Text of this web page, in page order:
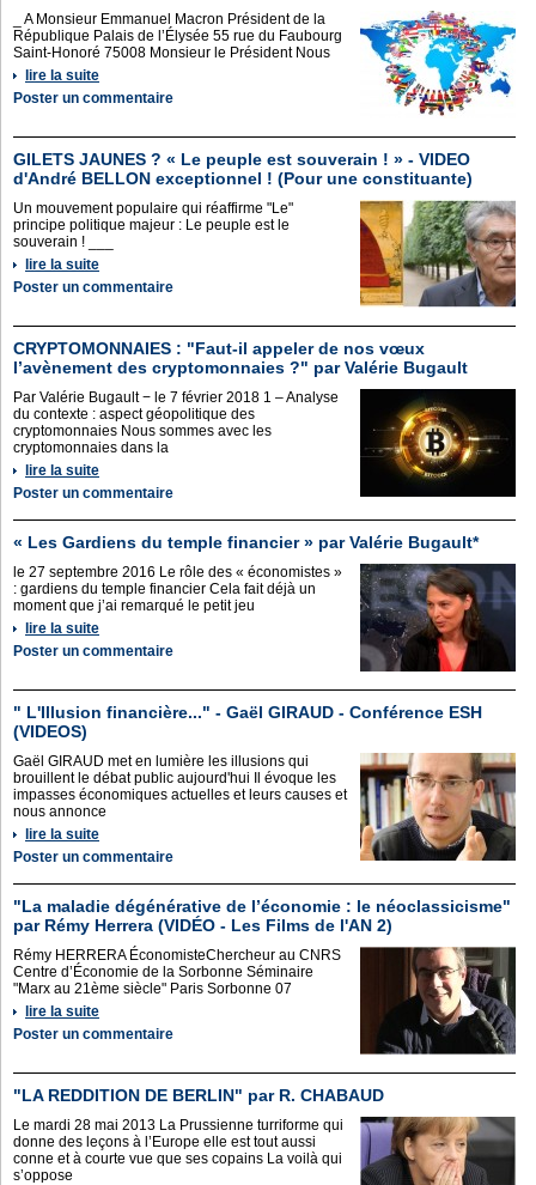
_ A Monsieur Emmanuel Macron Président de la
République Palais de l’Élysée 55 rue du Faubourg
Saint-Honoré 75008 Monsieur le Président Nous
lire la suite
Poster un commentaire
GILETS JAUNES ? « Le peuple est souverain ! » - VIDEO
d'André BELLON exceptionnel ! (Pour une constituante)
Un mouvement populaire qui réaffirme "Le"
principe politique majeur : Le peuple est le
souverain ! ___
lire la suite
Poster un commentaire
CRYPTOMONNAIES : "Faut-il appeler de nos vœux
l’avènement des cryptomonnaies ?" par Valérie Bugault
Par Valérie Bugault − le 7 février 2018 1 – Analyse
du contexte : aspect géopolitique des
cryptomonnaies Nous sommes avec les
cryptomonnaies dans la
lire la suite
Poster un commentaire
« Les Gardiens du temple financier » par Valérie Bugault*
le 27 septembre 2016 Le rôle des « économistes »
: gardiens du temple financier Cela fait déjà un
moment que j’ai remarqué le petit jeu
lire la suite
Poster un commentaire
" L'Illusion financière..." - Gaël GIRAUD - Conférence ESH
(VIDEOS)
Gaël GIRAUD met en lumière les illusions qui
brouillent le débat public aujourd'hui Il évoque les
impasses économiques actuelles et leurs causes et
nous annonce
lire la suite
Poster un commentaire
"La maladie dégénérative de l’économie : le néoclassicisme"
par Rémy Herrera (VIDÉO - Les Films de l'AN 2)
Rémy HERRERA ÉconomisteChercheur au CNRS
Centre d’Économie de la Sorbonne Séminaire
"Marx au 21ème siècle" Paris Sorbonne 07
lire la suite
Poster un commentaire
"LA REDDITION DE BERLIN" par R. CHABAUD
Le mardi 28 mai 2013 La Prussienne turriforme qui
donne des leçons à l’Europe elle est tout aussi
conne et à courte vue que ses copains La voilà qui
s’oppose